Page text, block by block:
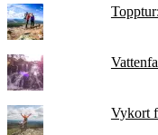
Vykort